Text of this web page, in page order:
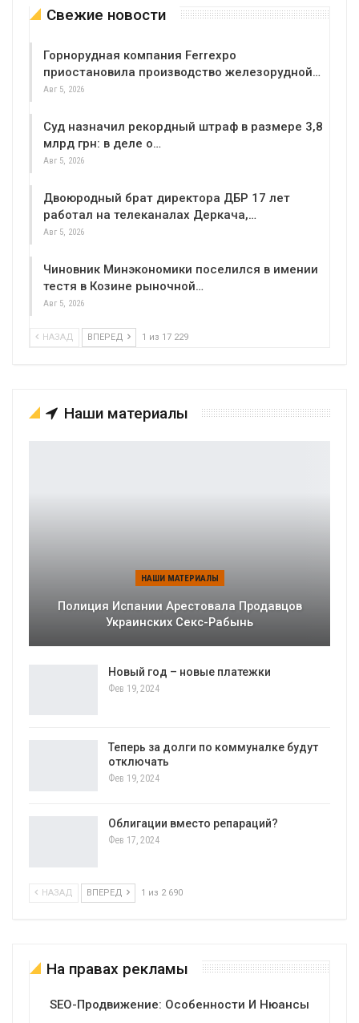
Свежие новости
Горнорудная компания Ferrexpo
приостановила производство железорудной…
Авг 5, 2026
Суд назначил рекордный штраф в размере 3,8
млрд грн: в деле о…
Авг 5, 2026
Двоюродный брат директора ДБР 17 лет
работал на телеканалах Деркача,…
Авг 5, 2026
Чиновник Минэкономики поселился в имении
тестя в Козине рыночной…
Авг 5, 2026
НАЗАД ВПЕРЕД 1 из 17 229
Наши материалы
НАШИ МАТЕРИАЛЫ
Полиция Испании Арестовала Продавцов
Украинских Секс-Рабынь
Новый год – новые платежки
Фев 19, 2024
Теперь за долги по коммуналке будут
отключать
Фев 19, 2024
Облигации вместо репараций?
Фев 17, 2024
НАЗАД ВПЕРЕД 1 из 2 690
На правах рекламы
SEO-Продвижение: Особенности И Нюансы